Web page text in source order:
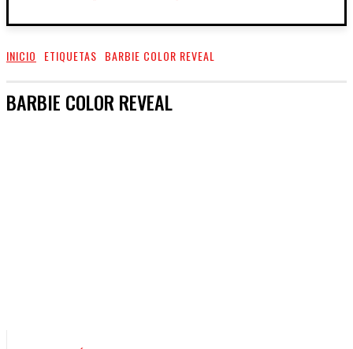
INICIO ETIQUETAS BARBIE COLOR REVEAL
BARBIE COLOR REVEAL